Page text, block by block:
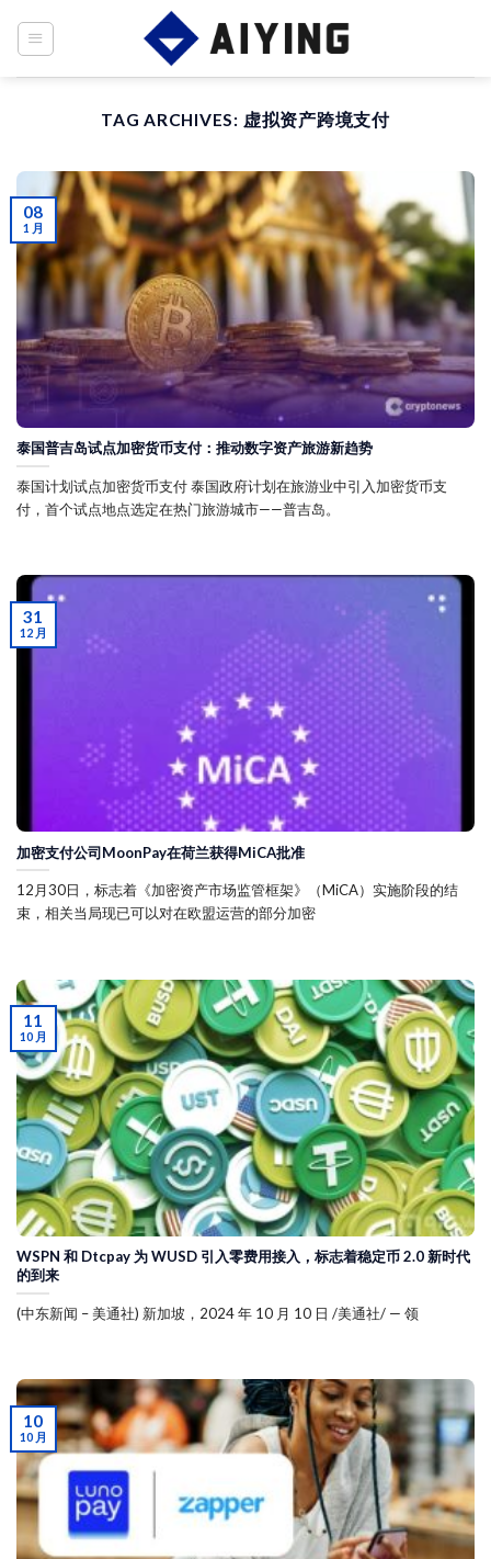
TAG ARCHIVES: 虚拟资产跨境支付
泰国普吉岛试点加密货币支付：推动数字资产旅游新趋势
泰国计划试点加密货币支付 泰国政府计划在旅游业中引入加密货币支
付，首个试点地点选定在热门旅游城市——普吉岛。
08
1 月
加密支付公司MoonPay在荷兰获得MiCA批准
12月30日，标志着《加密资产市场监管框架》（MiCA）实施阶段的结
束，相关当局现已可以对在欧盟运营的部分加密
31
12 月
WSPN 和 Dtcpay 为 WUSD 引入零费用接入，标志着稳定币 2.0 新时代
的到来
(中东新闻 – 美通社) 新加坡，2024 年 10 月 10 日 /美通社/ — 领
11
10 月
10
10 月